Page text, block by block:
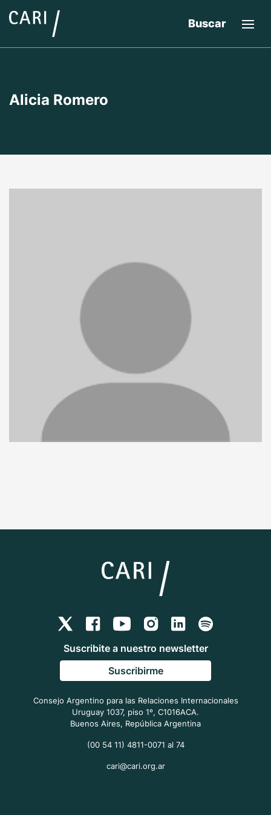
Buscar
Alicia Romero
Consejo Argentino para las Relaciones Internacionales
Uruguay 1037, piso 1º, C1016ACA.
Buenos Aires, República Argentina
(00 54 11) 4811-0071 al 74
cari@cari.org.ar
Suscribite a nuestro newsletter
Suscribirme